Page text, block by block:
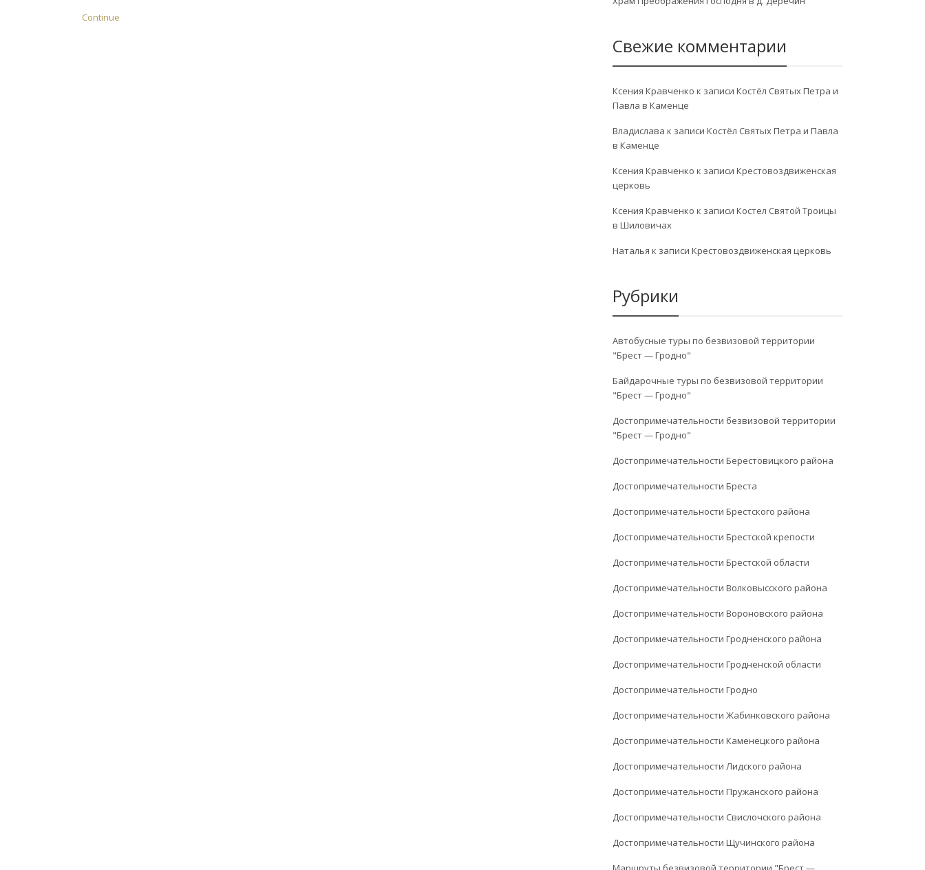
Continue
Свежие комментарии
Ксения Кравченко к записи Костёл Святых Петра и
Павла в Каменце
Владислава к записи Костёл Святых Петра и Павла
в Каменце
Ксения Кравченко к записи Крестовоздвиженская
церковь
Ксения Кравченко к записи Костел Святой Троицы
в Шиловичах
Наталья к записи Крестовоздвиженская церковь
Рубрики
Автобусные туры по безвизовой территории
"Брест — Гродно"
Байдарочные туры по безвизовой территории
"Брест — Гродно"
Достопримечательности безвизовой территории
"Брест — Гродно"
Достопримечательности Берестовицкого района
Достопримечательности Бреста
Достопримечательности Брестского района
Достопримечательности Брестской крепости
Достопримечательности Брестской области
Достопримечательности Волковысского района
Достопримечательности Вороновского района
Достопримечательности Гродненского района
Достопримечательности Гродненской области
Достопримечательности Гродно
Достопримечательности Жабинковского района
Достопримечательности Каменецкого района
Достопримечательности Лидского района
Достопримечательности Пружанского района
Достопримечательности Свислочского района
Достопримечательности Щучинского района